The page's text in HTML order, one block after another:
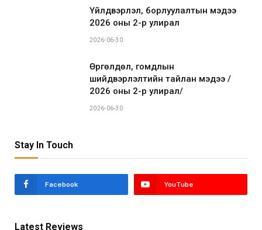
Үйлдвэрлэл, борлуулалтын мэдээ
2026 оны 2-р улирал
2026-06-30
Өргөлдөл, гомдлын
шийдвэрлэлтийн тайлан мэдээ /
2026 оны 2-р улирал/
2026-06-30
Stay In Touch
Facebook YouTube
Latest Reviews